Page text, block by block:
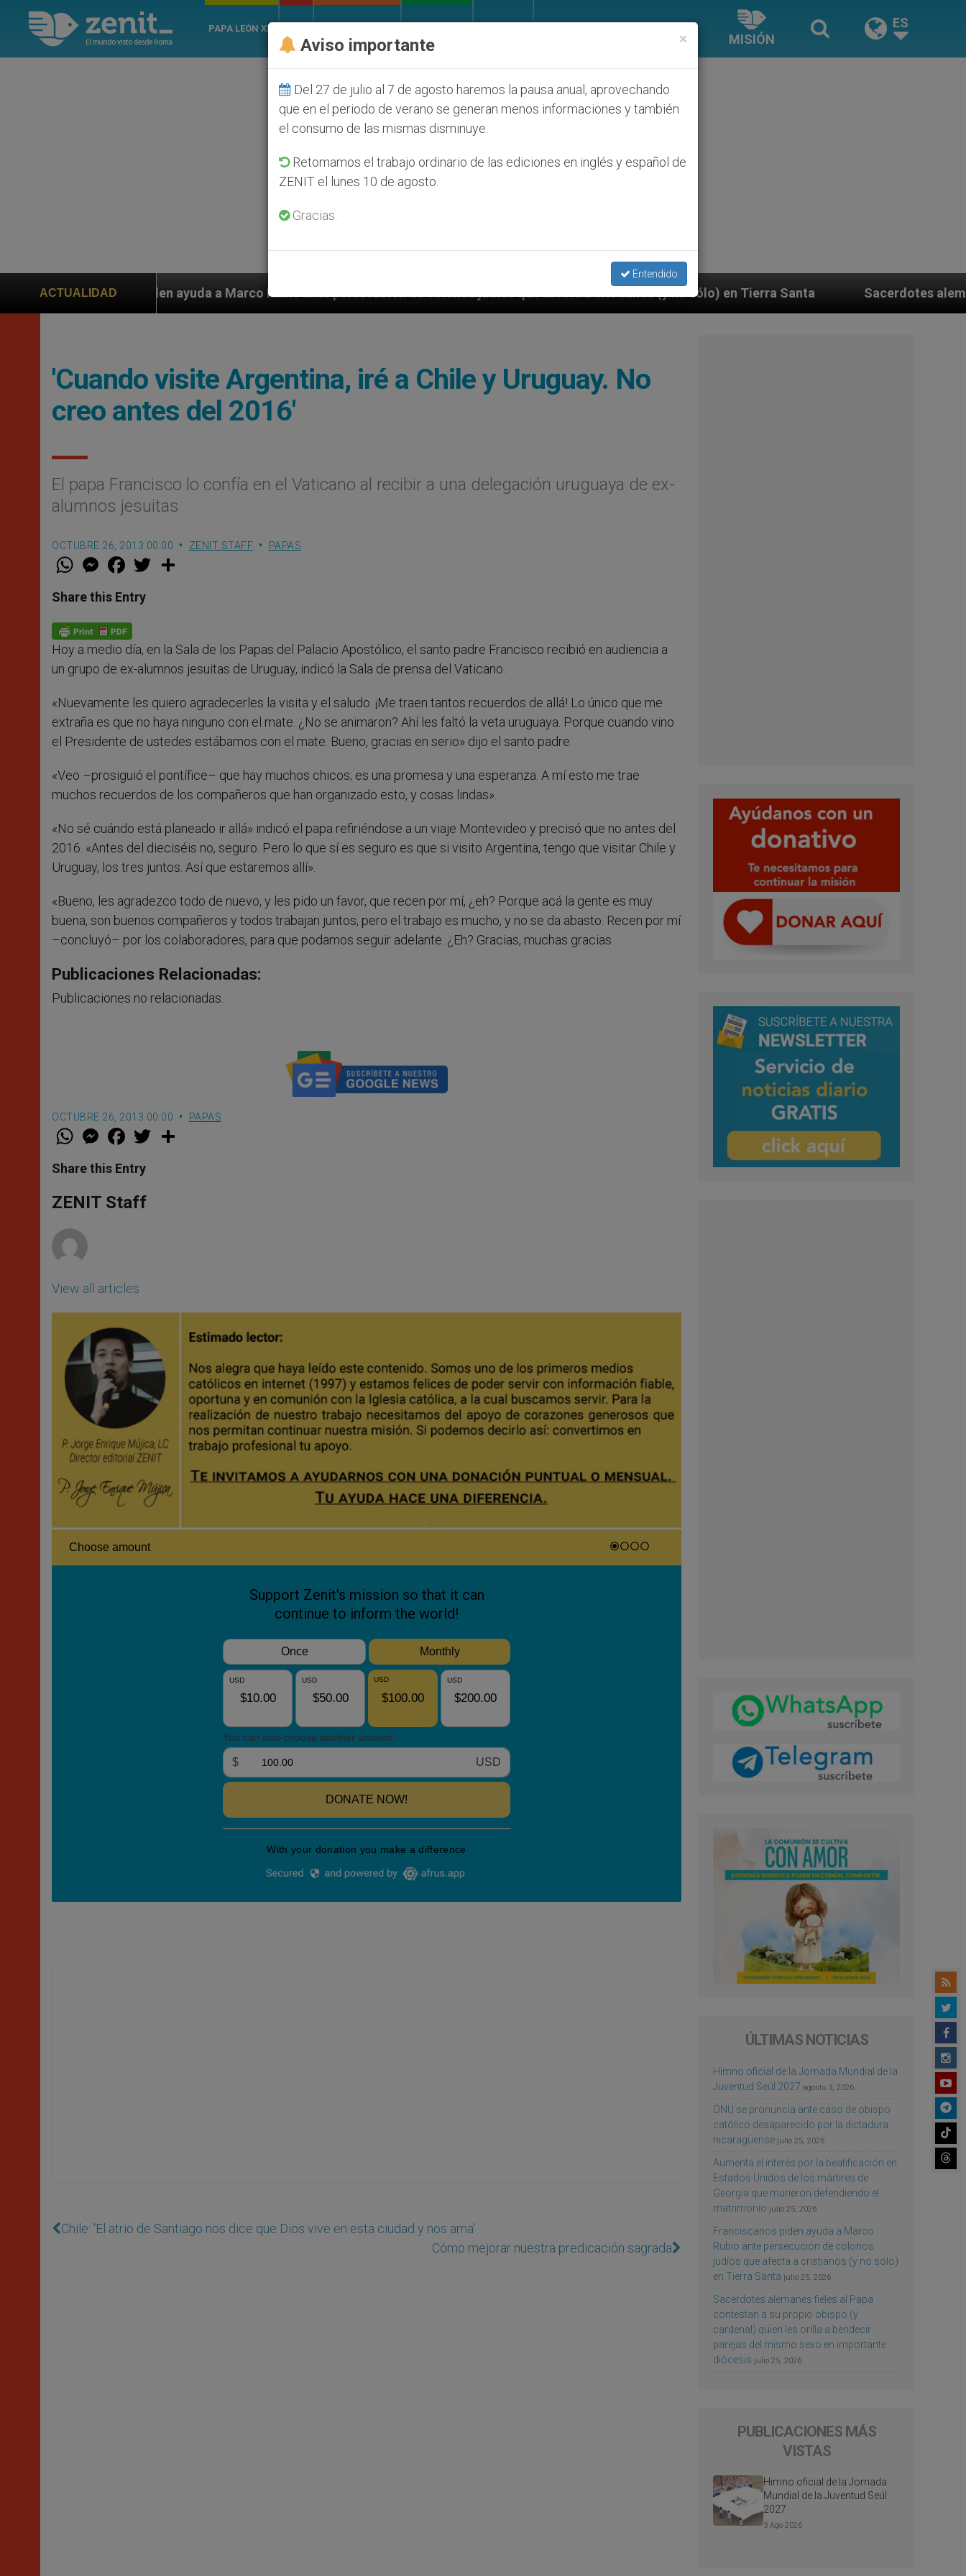
PAPA LEÓN XIV
MISIÓN
ES
ACTUALIDAD
piden ayuda a Marco Rubio ante persecución de colonos judíos que afecta a cristianos (y no sólo) en Tierra Santa Sacerdotes alemanes fieles al Papa
'Cuando visite Argentina, iré a Chile y Uruguay. No
creo antes del 2016'
El papa Francisco lo confía en el Vaticano al recibir a una delegación uruguaya de ex-
alumnos jesuitas
OCTUBRE 26, 2013 00:00 ZENIT STAFF PAPAS
W
t
s
p
p
M
e
s
e
g
e
r
F
a
e
b
o
k
w
Share this Entry
Hoy a medio día, en la Sala de los Papas del Palacio Apostólico, el santo padre Francisco recibió en audiencia a
un grupo de ex-alumnos jesuitas de Uruguay, indicó la Sala de prensa del Vaticano.
«Nuevamente les quiero agradecerles la visita y el saludo. ¡Me traen tantos recuerdos de allá! Lo único que me
extraña es que no haya ninguno con el mate. ¿No se animaron? Ahí les faltó la veta uruguaya. Porque cuando vino
el Presidente de ustedes estábamos con el mate. Bueno, gracias en serio» dijo el santo padre.
«Veo –prosiguió el pontífice– que hay muchos chicos; es una promesa y una esperanza. A mí esto me trae
muchos recuerdos de los compañeros que han organizado esto, y cosas lindas».
«No sé cuándo está planeado ir allá» indicó el papa refiriéndose a un viaje Montevideo y precisó que no antes del
2016. «Antes del dieciséis no, seguro. Pero lo que sí es seguro es que si visito Argentina, tengo que visitar Chile y
Uruguay, los tres juntos. Así que estaremos allí».
«Bueno, les agradezco todo de nuevo, y les pido un favor, que recen por mí, ¿eh? Porque acá la gente es muy
buena, son buenos compañeros y todos trabajan juntos, pero el trabajo es mucho, y no se da abasto. Recen por mí
–concluyó– por los colaboradores, para que podamos seguir adelante. ¿Eh? Gracias, muchas gracias.
Publicaciones Relacionadas:
Publicaciones no relacionadas.
OCTUBRE 26, 2013 00:00 PAPAS
W
t
s
p
p
M
e
s
e
g
e
F
a
e
b
o
k
w
Share this Entry
ZENIT Staff
View all articles
Chile: 'El atrio de Santiago nos dice que Dios vive en esta ciudad y nos ama'
Cómo mejorar nuestra predicación sagrada
ÚLTIMAS NOTICIAS
Himno oficial de la Jornada Mundial de la
Juventud Seúl 2027 agosto 3, 2026
ONU se pronuncia ante caso de obispo
católico desaparecido por la dictadura
nicaragüense julio 25, 2026
Aumenta el interés por la beatificación en
Estados Unidos de los mártires de
Georgia que murieron defendiendo el
matrimonio julio 25, 2026
Franciscanos piden ayuda a Marco
Rubio ante persecución de colonos
judíos que afecta a cristianos (y no sólo)
en Tierra Santa julio 25, 2026
Sacerdotes alemanes fieles al Papa
contestan a su propio obispo (y
cardenal) quien les orilla a bendecir
parejas del mismo sexo en importante
diócesis julio 25, 2026
PUBLICACIONES MÁS
VISTAS
Himno oficial de la Jornada
Mundial de la Juventud Seúl
2027
3 Ago 2026
×
Aviso importante
Del 27 de julio al 7 de agosto haremos la pausa anual, aprovechando
que en el periodo de verano se generan menos informaciones y también
el consumo de las mismas disminuye.
Retomamos el trabajo ordinario de las ediciones en inglés y español de
ZENIT el lunes 10 de agosto.
Gracias.
Entendido